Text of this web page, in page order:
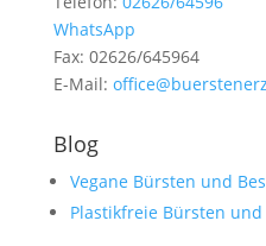
WhatsApp
Fax: 02626/645964
E-Mail:
Blog
Vegane Bürsten und
Plastikfreie Bürsten und